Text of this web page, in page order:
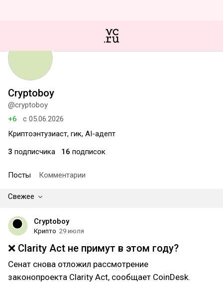
Cryptoboy
@cryptoboy
+6
с 05.06.2026
Криптоэнтузиаст, гик, AI-адепт
3 подписчика 16 подписок
Посты Комментарии
Свежее
Cryptoboy
Крипто 29 июля
❌ Clarity Act не примут в этом году?
Сенат снова отложил рассмотрение
законопроекта Clarity Act, сообщает CoinDesk.